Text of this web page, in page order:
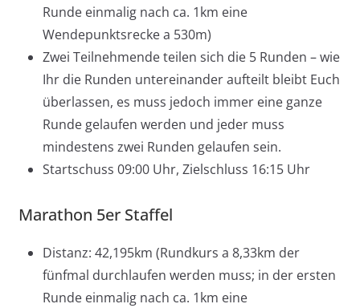
Runde einmalig nach ca. 1km eine
Wendepunktsrecke a 530m)
Zwei Teilnehmende teilen sich die 5 Runden – wie
Ihr die Runden untereinander aufteilt bleibt Euch
überlassen, es muss jedoch immer eine ganze
Runde gelaufen werden und jeder muss
mindestens zwei Runden gelaufen sein.
Startschuss 09:00 Uhr, Zielschluss 16:15 Uhr
Marathon 5er Staffel
Distanz: 42,195km (Rundkurs a 8,33km der
fünfmal durchlaufen werden muss; in der ersten
Runde einmalig nach ca. 1km eine